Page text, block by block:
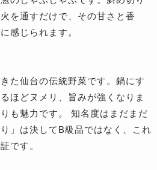
を通すだけで、その甘さと香
感じられます。
た仙台の伝統野菜です。鍋にす
ほどヌメリ、旨みが強くなりま
も魅力です。 知名度はまだまだ
」は決してB級品ではなく、これ
です。